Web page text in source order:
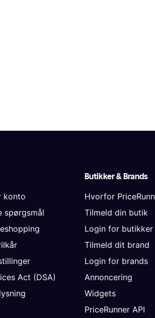
konto
spørgsmål
Act (DSA)
Butikker & Brands
Hvorfor
Tilmeld din butik
Login for butikker
Tilmeld dit brand
Login for brands
Annoncering
Widgets
PriceRunner API